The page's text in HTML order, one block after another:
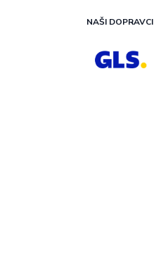
NAŠI DOPRAVCI